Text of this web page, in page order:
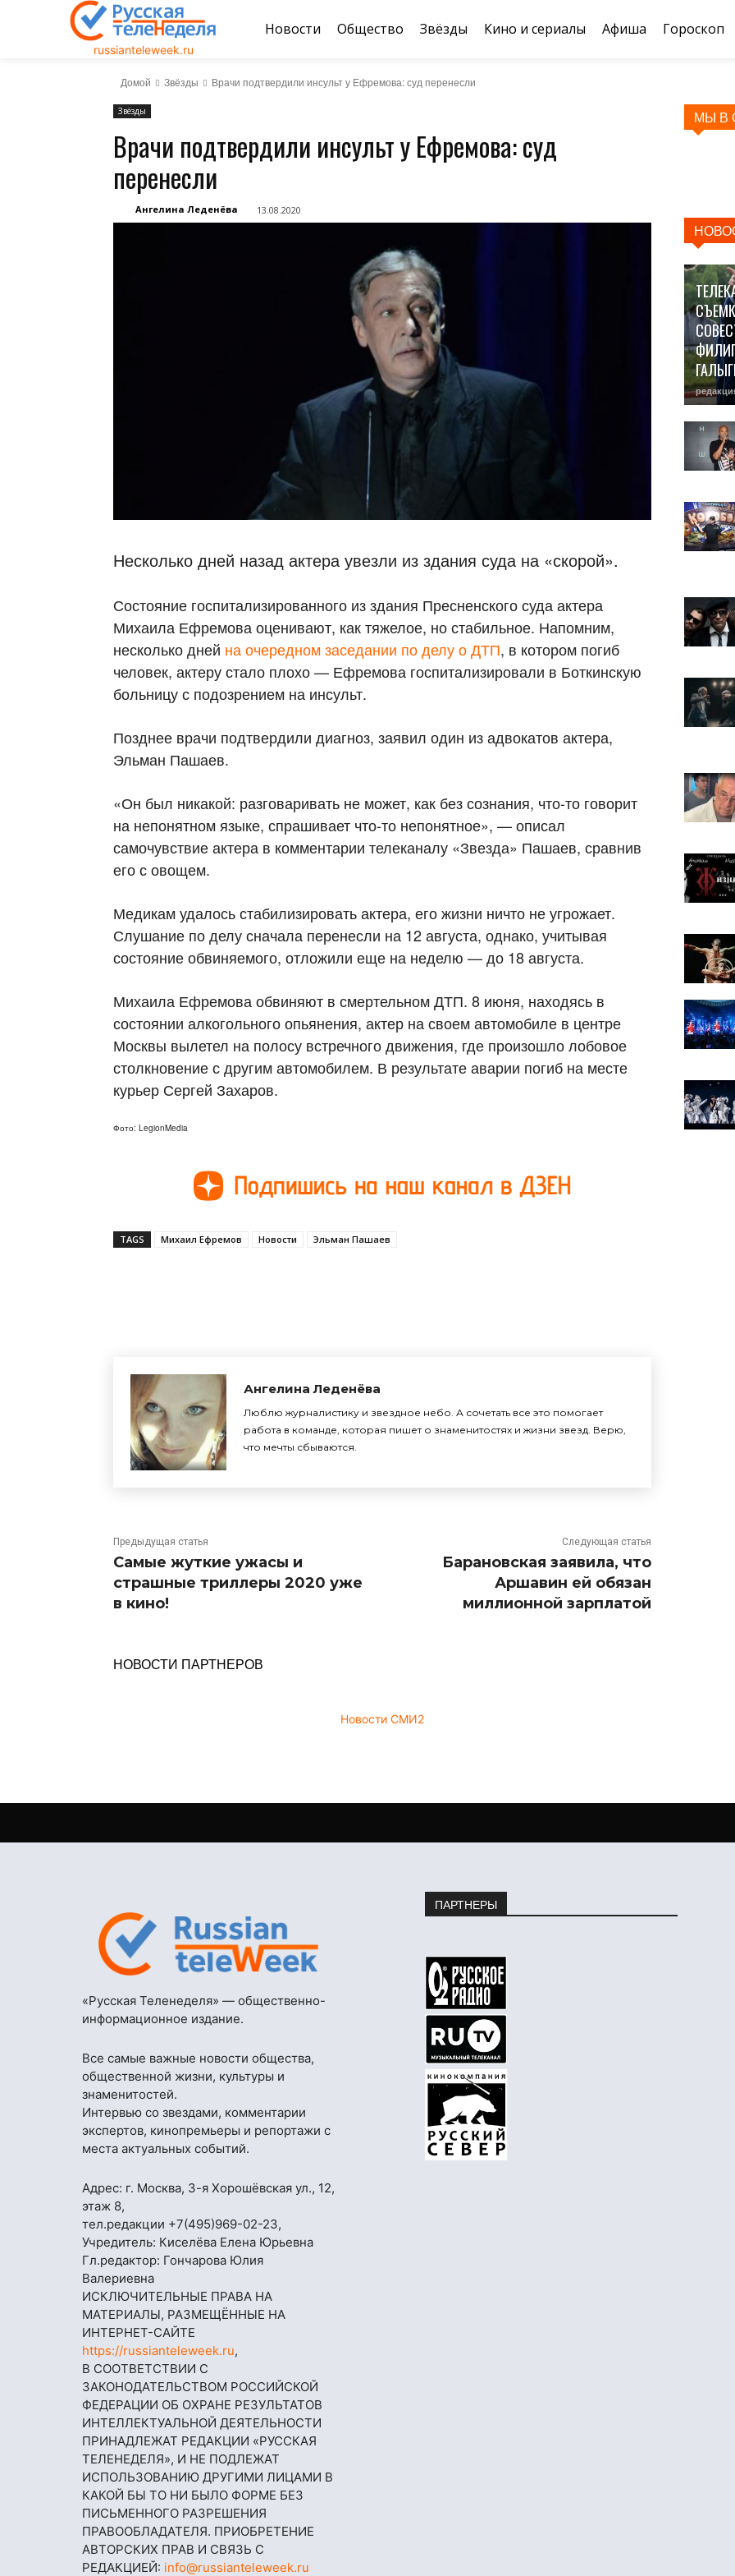
russianteleweek.ru
Новости Общество Звёзды Кино и сериалы Афиша Гороскоп
Домой Звёзды Врачи подтвердили инсульт у Ефремова: суд перенесли
Звёзды
Врачи подтвердили инсульт у Ефремова: суд
перенесли
Ангелина Леденёва 13.08.2020
Несколько дней назад актера увезли из здания суда на «скорой».
Состояние госпитализированного из здания Пресненского суда актера
Михаила Ефремова оценивают, как тяжелое, но стабильное. Напомним,
несколько дней на очередном заседании по делу о ДТП, в котором погиб
человек, актеру стало плохо — Ефремова госпитализировали в Боткинскую
больницу с подозрением на инсульт.
Позднее врачи подтвердили диагноз, заявил один из адвокатов актера,
Эльман Пашаев.
«Он был никакой: разговаривать не может, как без сознания, что-то говорит
на непонятном языке, спрашивает что-то непонятное», — описал
самочувствие актера в комментарии телеканалу «Звезда» Пашаев, сравнив
его с овощем.
Медикам удалось стабилизировать актера, его жизни ничто не угрожает.
Слушание по делу сначала перенесли на 12 августа, однако, учитывая
состояние обвиняемого, отложили еще на неделю — до 18 августа.
Михаила Ефремова обвиняют в смертельном ДТП. 8 июня, находясь в
состоянии алкогольного опьянения, актер на своем автомобиле в центре
Москвы вылетел на полосу встречного движения, где произошло лобовое
столкновение с другим автомобилем. В результате аварии погиб на месте
курьер Сергей Захаров.
Фото: LegionMedia
TAGS Михаил Ефремов Новости Эльман Пашаев
Ангелина Леденёва
Люблю журналистику и звездное небо. А сочетать все это помогает
работа в команде, которая пишет о знаменитостях и жизни звезд. Верю,
что мечты сбываются.
Предыдущая статья
Самые жуткие ужасы и
страшные триллеры 2020 уже
в кино!
Следующая статья
Барановская заявила, что
Аршавин ей обязан
миллионной зарплатой
НОВОСТИ ПАРТНЕРОВ
Новости СМИ2
МЫ В
«Русская Теленеделя» — общественно-
информационное издание.
Все самые важные новости общества,
общественной жизни, культуры и
знаменитостей.
Интервью со звездами, комментарии
экспертов, кинопремьеры и репортажи с
места актуальных событий.
Адрес: г. Москва, 3-я Хорошёвская ул., 12,
этаж 8,
тел.редакции +7(495)969-02-23,
Учредитель: Киселёва Елена Юрьевна
Гл.редактор: Гончарова Юлия
Валериевна
ИСКЛЮЧИТЕЛЬНЫЕ ПРАВА НА
МАТЕРИАЛЫ, РАЗМЕЩЁННЫЕ НА
ИНТЕРНЕТ-САЙТЕ
https://russianteleweek.ru,
В СООТВЕТСТВИИ С
ЗАКОНОДАТЕЛЬСТВОМ РОССИЙСКОЙ
ФЕДЕРАЦИИ ОБ ОХРАНЕ РЕЗУЛЬТАТОВ
ИНТЕЛЛЕКТУАЛЬНОЙ ДЕЯТЕЛЬНОСТИ
ПРИНАДЛЕЖАТ РЕДАКЦИИ «РУССКАЯ
ТЕЛЕНЕДЕЛЯ», И НЕ ПОДЛЕЖАТ
ИСПОЛЬЗОВАНИЮ ДРУГИМИ ЛИЦАМИ В
КАКОЙ БЫ ТО НИ БЫЛО ФОРМЕ БЕЗ
ПИСЬМЕННОГО РАЗРЕШЕНИЯ
ПРАВООБЛАДАТЕЛЯ. ПРИОБРЕТЕНИЕ
АВТОРСКИХ ПРАВ И СВЯЗЬ С
РЕДАКЦИЕЙ: info@russianteleweek.ru
ПАРТНЕРЫ